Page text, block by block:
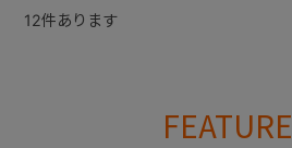
12件あります
FEATURE